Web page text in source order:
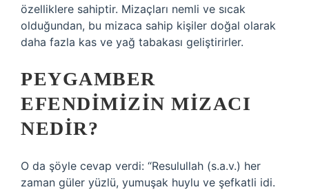
özelliklere sahiptir. Mizaçları nemli ve sıcak
olduğundan, bu mizaca sahip kişiler doğal olarak
daha fazla kas ve yağ tabakası geliştirirler.
PEYGAMBER
EFENDIMIZIN MIZACI
NEDIR?
O da şöyle cevap verdi: “Resulullah (s.a.v.) her
zaman güler yüzlü, yumuşak huylu ve şefkatli idi.